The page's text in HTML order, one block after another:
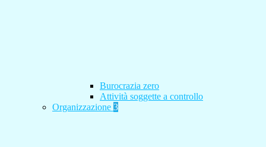
Burocrazia zero
Attività soggette a controllo
Organizzazione 3